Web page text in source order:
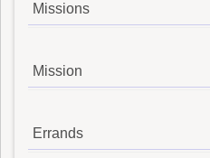
Missions
Mission
Errands